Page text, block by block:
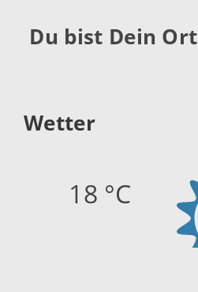
Du bist Dein Ort
Wetter
18 °C